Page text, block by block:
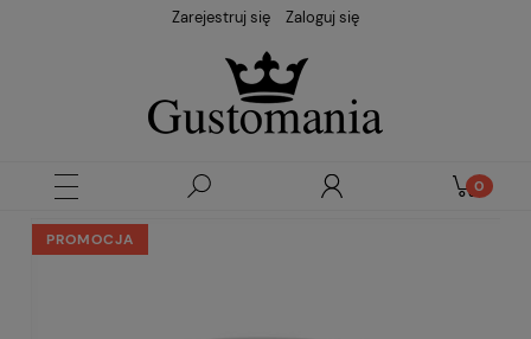
Zarejestruj się Zaloguj się
PROMOCJA